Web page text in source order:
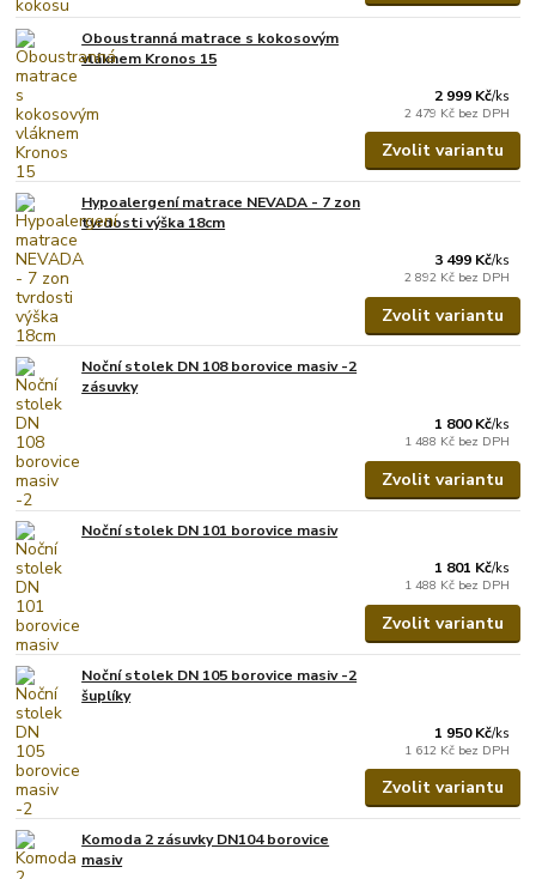
Oboustranná matrace s kokosovým
vláknem Kronos 15
2 999 Kč/ks
2 479 Kč bez DPH
Zvolit variantu
Hypoalergení matrace NEVADA - 7 zon
tvrdosti výška 18cm
3 499 Kč/ks
2 892 Kč bez DPH
Zvolit variantu
Noční stolek DN 108 borovice masiv -2
zásuvky
1 800 Kč/ks
1 488 Kč bez DPH
Zvolit variantu
Noční stolek DN 101 borovice masiv
1 801 Kč/ks
1 488 Kč bez DPH
Zvolit variantu
Noční stolek DN 105 borovice masiv -2
šuplíky
1 950 Kč/ks
1 612 Kč bez DPH
Zvolit variantu
Komoda 2 zásuvky DN104 borovice
masiv